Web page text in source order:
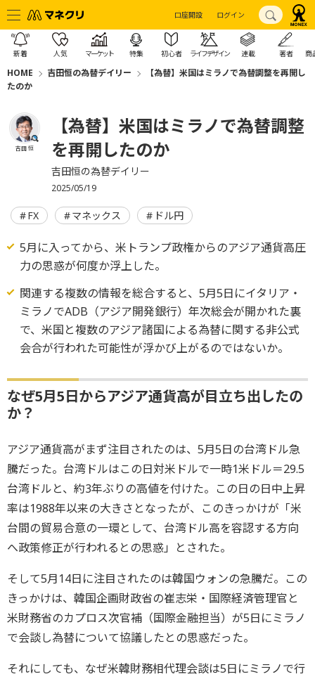
口座開設 ログイン
新着 人気 マーケット 特集 初心者 ライフデザイン 連載 著者 商
HOME 吉田恒の為替デイリー
【為替】米国はミラノで為替調整を再開し
たのか
吉田 恒
【為替】米国はミラノで為替調整
を再開したのか
吉田恒の為替デイリー
2025/05/19
FX マネックス ドル円
5月に入ってから、米トランプ政権からのアジア通貨高圧
力の思惑が何度か浮上した。
関連する複数の情報を総合すると、5月5日にイタリア・
ミラノでADB（アジア開発銀行）年次総会が開かれた裏
で、米国と複数のアジア諸国による為替に関する非公式
会合が行われた可能性が浮かび上がるのではないか。
なぜ5月5日からアジア通貨高が目立ち出したの
か？
アジア通貨高がまず注目されたのは、5月5日の台湾ドル急
騰だった。台湾ドルはこの日対米ドルで一時1米ドル＝29.5
台湾ドルと、約3年ぶりの高値を付けた。この日の日中上昇
率は1988年以来の大きさとなったが、このきっかけが「米
台間の貿易合意の一環として、台湾ドル高を容認する方向
へ政策修正が行われるとの思惑」とされた。
そして5月14日に注目されたのは韓国ウォンの急騰だ。この
きっかけは、韓国企画財政省の崔志栄・国際経済管理官と
米財務省のカプロス次官補（国際金融担当）が5日にミラノ
で会談し為替について協議したとの思惑だった。
それにしても、なぜ米韓財務相代理会談は5日にミラノで行